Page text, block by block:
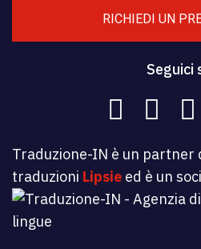
RICHIEDI UN
Seguici
Traduzione-IN è un partner
traduzioni Lipsie ed è un